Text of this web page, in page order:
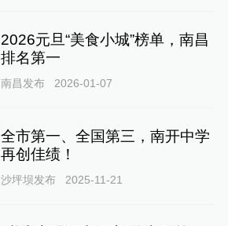
2026元旦“美食小城”榜单，南昌
排名第一
南昌发布 2026-01-07
全市第一、全国第三，南开中学
再创佳绩！
沙坪坝发布 2025-11-21